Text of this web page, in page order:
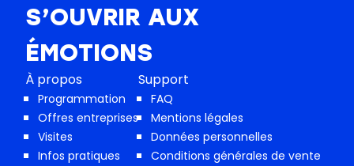
S’OUVRIR AUX
ÉMOTIONS
À propos
Programmation
Offres entreprises
Visites
Infos pratiques
Support
FAQ
Mentions légales
Données personnelles
Conditions générales de vente